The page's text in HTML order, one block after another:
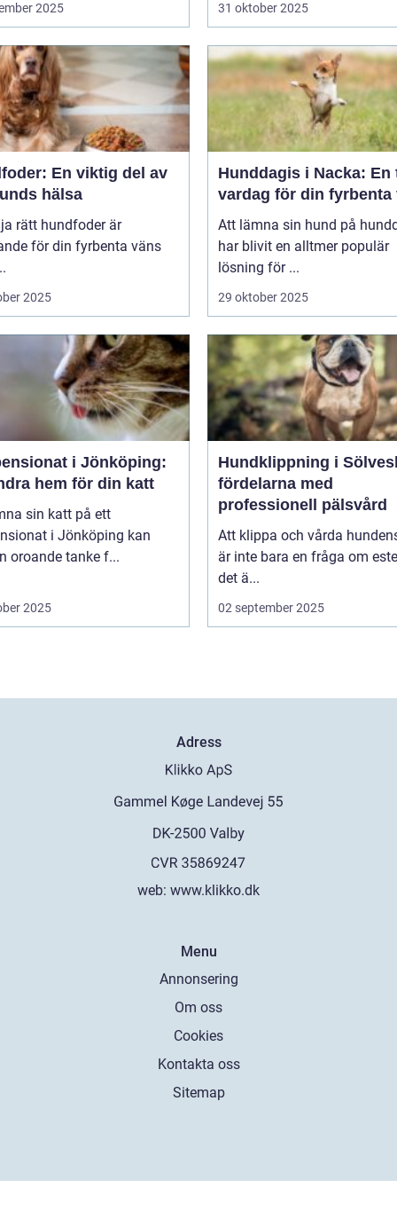
2025 31 oktober 2025
En viktig del av
hälsa
rätt hundfoder är
för din fyrbenta väns
2025
Hunddagis i Nacka: En
vardag för din fyrbenta
Att lämna sin hund på
har blivit en alltmer populär
lösning för ...
29 oktober 2025
i Jönköping:
hem för din katt
sin katt på ett
i Jönköping kan
oroande tanke f...
2025
Hundklippning i
fördelarna med
professionell pälsvård
Att klippa och vårda
är inte bara en fråga om
det ä...
02 september 2025
Adress
web: www.klikko.dk
Menu
Annonsering
Om oss
Cookies
Kontakta oss
Sitemap